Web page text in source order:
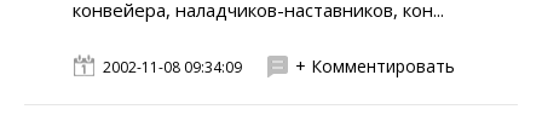
конвейера, наладчиков-наставников, кон...
2002-11-08 09:34:09 + Комментировать